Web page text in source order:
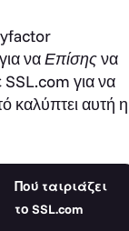
ναΕπίσηςνα
SSL.com για να
καλύπτει αυτή η
Πού ταιριάζει
το SSL.com